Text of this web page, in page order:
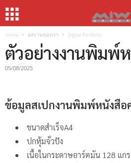
Home ผลงานของเรา Digital Portfolio
ตัวอย่างงานพิมพ์
05/08/2025
ข้อมูลสเปกงานพิมพ์หนังสือ
ขนาดสำเร็จA4
ปกหุ้มจั่วปัง
เนื้อในกระดาษอาร์ตมัน 128 แก